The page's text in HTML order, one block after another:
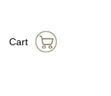
Cart